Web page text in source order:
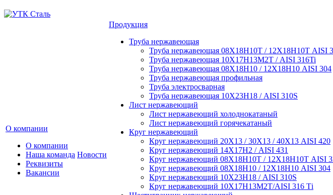
О компании
О компании
Наша команда
Реквизиты
Вакансии
Новости
Продукция
Труба нержавеющая
Труба нержавеющая 08Х18Н10Т / 12Х18Н10Т AISI
Труба нержавеющая 10Х17Н13М2Т / AISI 316Ti
Труба нержавеющая 08Х18Н10 / 12Х18Н10 AISI 304
Труба нержавеющая профильная
Труба электросварная
Труба нержавеющая 10Х23Н18 / AISI 310S
Лист нержавеющий
Лист нержавеющий холоднокатаный
Лист нержавеющий горячекатаный
Круг нержавеющий
Круг нержавеющий 20Х13 / 30Х13 / 40Х13 AISI 420
Круг нержавеющий 14Х17Н2 / AISI 431
Круг нержавеющий 08Х18Н10Т / 12Х18Н10Т AISI
Круг нержавеющий 08Х18Н10 / 12Х18Н10 AISI 304
Круг нержавеющий 10Х23Н18 / AISI 310S
Круг нержавеющий 10Х17Н13М2Т/AISI 316 Тi